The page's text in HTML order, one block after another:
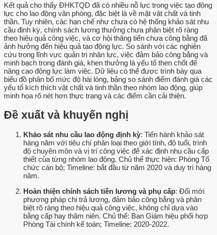
Kết quả cho thấy ĐHKTQD đã có nhiều nỗ lực trong việc tạo động
lực cho lao động văn phòng, đặc biệt là về mặt vật chất và tinh
thần. Tuy nhiên, các hạn chế như chưa có hệ thống khảo sát nhu
cầu định kỳ, chính sách lương thưởng chưa phân biệt rõ ràng
theo hiệu quả công việc, và cơ hội thăng tiến chưa công bằng đã
ảnh hưởng đến hiệu quả tạo động lực. So sánh với các nghiên
cứu trong lĩnh vực quản trị nhân lực, việc đảm bảo công bằng và
minh bạch trong đánh giá, khen thưởng là yếu tố then chốt để
nâng cao động lực làm việc. Dữ liệu có thể được trình bày qua
biểu đồ phân bố mức độ hài lòng, bảng so sánh điểm đánh giá các
yếu tố kích thích vật chất và tinh thần theo nhóm lao động, giúp
minh họa rõ nét hơn thực trạng và các điểm cần cải thiện.
Đề xuất và khuyến nghị
Khảo sát nhu cầu lao động định kỳ: Tiến hành khảo sát
hàng năm với tiêu chí phân loại theo giới tính, độ tuổi, trình
độ chuyên môn và vị trí công việc để xác định nhu cầu cấp
thiết của từng nhóm lao động. Chủ thể thực hiện: Phòng Tổ
chức cán bộ; Timeline: bắt đầu từ năm 2020 và duy trì hàng
năm.
Hoàn thiện chính sách tiền lương và phụ cấp: Đổi mới
phương pháp chi trả lương, đảm bảo công bằng và phân
biệt rõ ràng theo hiệu quả công việc, không chỉ dựa vào
bằng cấp hay thâm niên. Chủ thể: Ban Giám hiệu phối hợp
Phòng Tài chính kế toán; Timeline: 2020-2022.